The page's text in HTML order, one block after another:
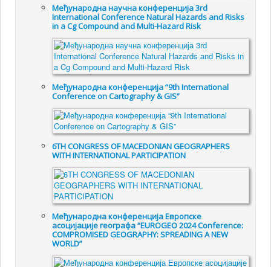
Међународна научна конференција 3rd
International Conference Natural Hazards and Risks
in a Cg Compound and Multi-Hazard Risk
Међународна конференција “9th International
Conference on Cartography & GIS”
6TH CONGRESS OF MACEDONIAN GEOGRAPHERS
WITH INTERNATIONAL PARTICIPATION
Међународна конференција Европске
асоцијације географа “EUROGEO 2024 Conference:
COMPROMISED GEOGRAPHY: SPREADING A NEW
WORLD”